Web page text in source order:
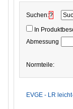
Suchen:?
In
Abmessung
Normteile:
EVGE - LR